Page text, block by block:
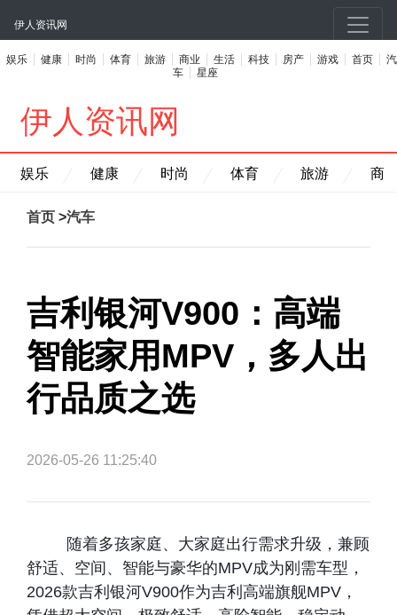
伊人资讯网
娱乐 健康 时尚 体育 旅游 商业 生活 科技 房产 游戏 首页
汽
车
星座
伊人资讯网
娱乐 健康 时尚 体育 旅游 商
首页 >汽车
吉利银河V900：高端
智能家用MPV，多人出
行品质之选
2026-05-26 11:25:40
随着多孩家庭、大家庭出行需求升级，兼顾
舒适、空间、智能与豪华的MPV成为刚需车型，
2026款吉利银河V900作为吉利高端旗舰MPV，